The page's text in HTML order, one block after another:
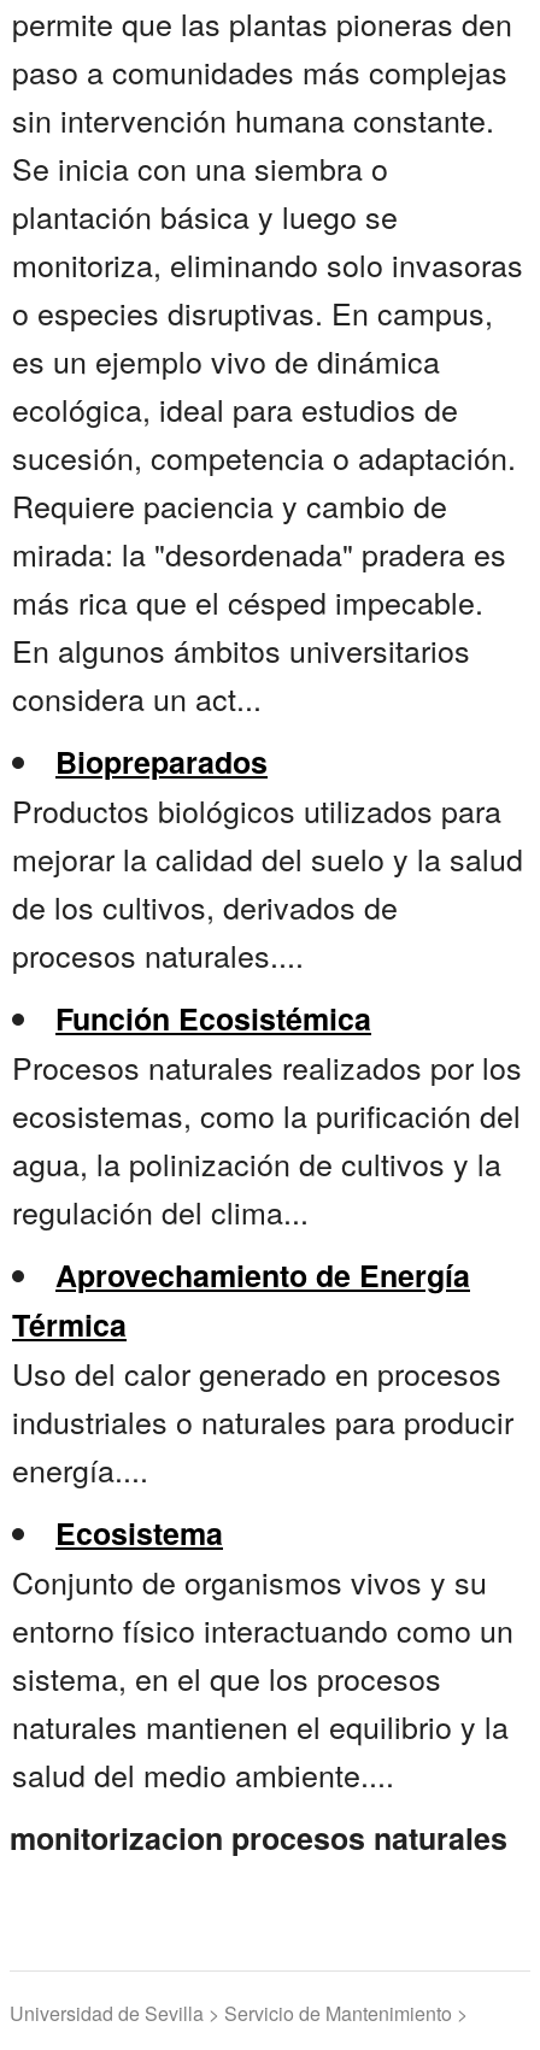
permite que las plantas pioneras den
paso a comunidades más complejas
sin intervención humana constante.
Se inicia con una siembra o
plantación básica y luego se
monitoriza, eliminando solo invasoras
o especies disruptivas. En campus,
es un ejemplo vivo de dinámica
ecológica, ideal para estudios de
sucesión, competencia o adaptación.
Requiere paciencia y cambio de
mirada: la "desordenada" pradera es
más rica que el césped impecable.
En algunos ámbitos universitarios
considera un act...
Biopreparados
Productos biológicos utilizados para
mejorar la calidad del suelo y la salud
de los cultivos, derivados de
procesos naturales....
Función Ecosistémica
Procesos naturales realizados por los
ecosistemas, como la purificación del
agua, la polinización de cultivos y la
regulación del clima...
Aprovechamiento de Energía
Térmica
Uso del calor generado en procesos
industriales o naturales para producir
energía....
Ecosistema
Conjunto de organismos vivos y su
entorno físico interactuando como un
sistema, en el que los procesos
naturales mantienen el equilibrio y la
salud del medio ambiente....
monitorizacion procesos naturales
Universidad de Sevilla > Servicio de Mantenimiento >